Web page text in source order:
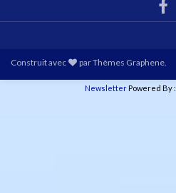
Construit avec parThèmes Graphene
NewsletterPowered By :